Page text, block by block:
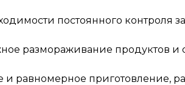
постоянного контроля
размораживание продуктов и
равномерное приготовление,